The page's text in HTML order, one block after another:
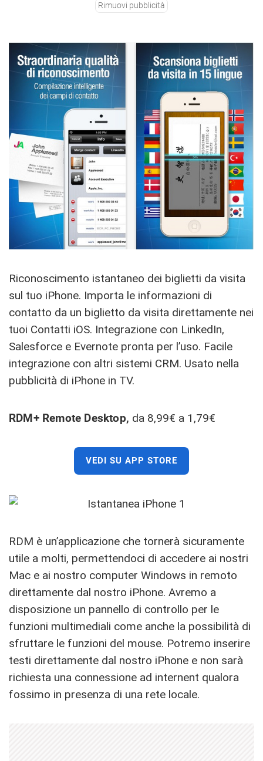
Rimuovi pubblicità
Riconoscimento istantaneo dei biglietti da visita
sul tuo iPhone. Importa le informazioni di
contatto da un biglietto da visita direttamente nei
tuoi Contatti iOS. Integrazione con LinkedIn,
Salesforce e Evernote pronta per l’uso. Facile
integrazione con altri sistemi CRM. Usato nella
pubblicità di iPhone in TV.
RDM+ Remote Desktop, da 8,99€ a 1,79€
VEDI SU APP STORE
RDM è un’applicazione che tornerà sicuramente
utile a molti, permettendoci di accedere ai nostri
Mac e ai nostro computer Windows in remoto
direttamente dal nostro iPhone. Avremo a
disposizione un pannello di controllo per le
funzioni multimediali come anche la possibilità di
sfruttare le funzioni del mouse. Potremo inserire
testi direttamente dal nostro iPhone e non sarà
richiesta una connessione ad internent qualora
fossimo in presenza di una rete locale.